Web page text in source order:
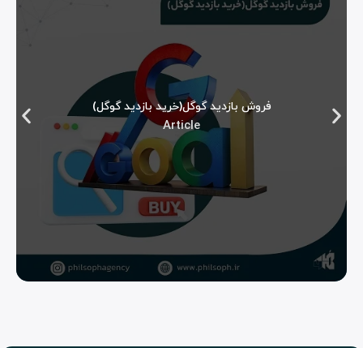
فروش بازدید گوگل(خرید بازدید گوگل)
Article